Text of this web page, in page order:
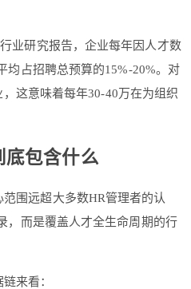
业研究报告，企业每年因人才数
均占招聘总预算的15%-20%。对
这意味着每年30-40万在为组织
底包含什么
围远超大多数HR管理者的认
，而是覆盖人才全生命周期的行
来看：